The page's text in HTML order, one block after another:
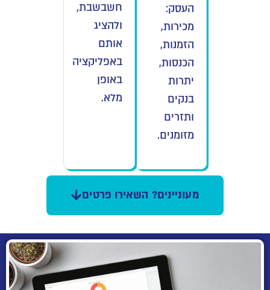
העסק:
מכירות,
הזמנות,
הכנסות,
יתרות
בנקים
ותזרים
מזומנים.
חשבשבת,
ולהציג
אותם
באפליקציה
באופן
מלא.
מעוניינים? השאירו פרטים